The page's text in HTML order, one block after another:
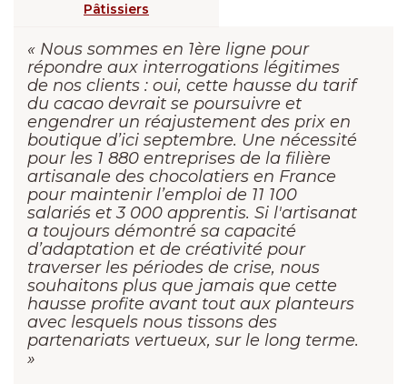
Pâtissiers
« Nous sommes en 1ère ligne pour
répondre aux interrogations légitimes
de nos clients : oui, cette hausse du tarif
du cacao devrait se poursuivre et
engendrer un réajustement des prix en
boutique d’ici septembre. Une nécessité
pour les 1 880 entreprises de la filière
artisanale des chocolatiers en France
pour maintenir l’emploi de 11 100
salariés et 3 000 apprentis. Si l'artisanat
a toujours démontré sa capacité
d’adaptation et de créativité pour
traverser les périodes de crise, nous
souhaitons plus que jamais que cette
hausse profite avant tout aux planteurs
avec lesquels nous tissons des
partenariats vertueux, sur le long terme.
»